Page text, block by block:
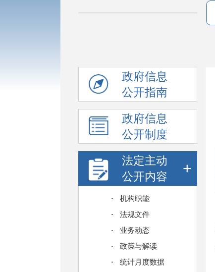
政府信息
公开指南
政府信息
公开制度
法定主动
公开内容
+
机构职能
法规文件
业务动态
政策与解读
统计月度数据